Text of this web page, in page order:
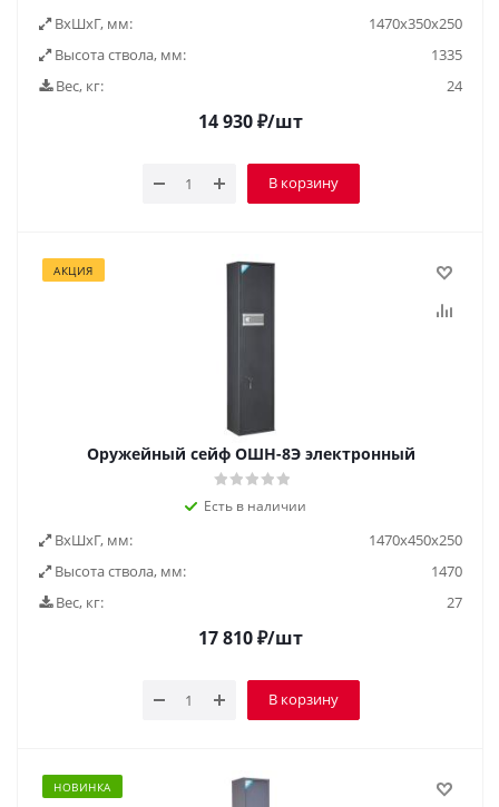
ВxШxГ, мм:
1470x350x250
Высота ствола, мм:
1335
Вес, кг:
24
14 930₽/шт
В корзину
АКЦИЯ
Оружейный сейф ОШН-8Э электронный
Есть в наличии
ВxШxГ, мм:
1470х450х250
Высота ствола, мм:
1470
Вес, кг:
27
17 810₽/шт
В корзину
НОВИНКА